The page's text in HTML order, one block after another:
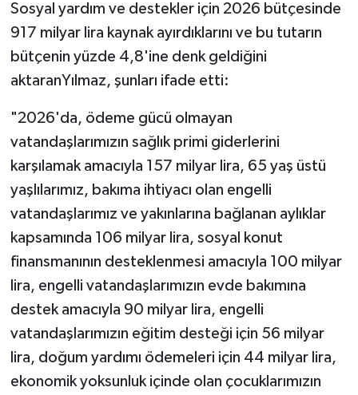
Sosyal yardım ve destekler için 2026 bütçesinde
917 milyar lira kaynak ayırdıklarını ve bu tutarın
bütçenin yüzde 4,8'ine denk geldiğini
aktaranYılmaz, şunları ifade etti:
"2026'da, ödeme gücü olmayan
vatandaşlarımızın sağlık primi giderlerini
karşılamak amacıyla 157 milyar lira, 65 yaş üstü
yaşlılarımız, bakıma ihtiyacı olan engelli
vatandaşlarımız ve yakınlarına bağlanan aylıklar
kapsamında 106 milyar lira, sosyal konut
finansmanının desteklenmesi amacıyla 100 milyar
lira, engelli vatandaşlarımızın evde bakımına
destek amacıyla 90 milyar lira, engelli
vatandaşlarımızın eğitim desteği için 56 milyar
lira, doğum yardımı ödemeleri için 44 milyar lira,
ekonomik yoksunluk içinde olan çocuklarımızın